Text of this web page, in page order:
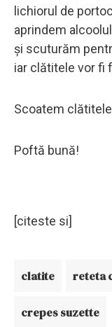
lichiorul de
aprindem
și scuturăm
iar clătitele vor fi
Scoatem
Poftă bună!
[citeste si]
clatite reteta
crepes suzette